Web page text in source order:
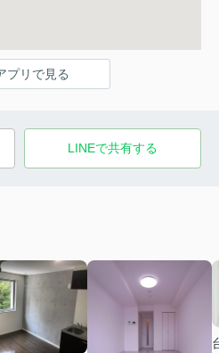
プリで見る
LINEで共有する